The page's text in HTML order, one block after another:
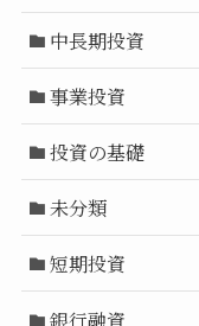
中長期投資
事業投資
投資の基礎
未分類
短期投資
銀行融資